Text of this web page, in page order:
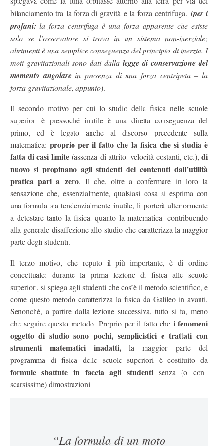
bilanciamento tra la forza di gravità e la forza centrifuga. (per i
profani: la forza centrifuga è una forza apparente che esiste
solo se l’osservatore si trova in un sistema non-inerziale;
altrimenti è una semplice conseguenza del principio di inerzia. I
moti gravitazionali sono dati dalla legge di conservazione del
momento angolarein presenza di una forza centripeta – la
forza gravitazionale, appunto).
Il secondo motivo per cui lo studio della fisica nelle scuole
superiori è pressoché inutile è una diretta conseguenza del
primo, ed è legato anche al discorso precedente sulla
matematica:proprio per il fatto che la fisica che si studia è
fatta di casi limite (assenza di attrito, velocità costanti, etc.),di
nuovo si propinano agli studenti dei contenuti dall’utilità
pratica pari a zero. Il che, oltre a confermare in loro la
sensazione che, essenzialmente, qualsiasi cosa si esprima con
una formula sia tendenzialmente inutile, li porterà ulteriormente
a detestare tanto la fisica, quanto la matematica, contribuendo
alla generale disaffezione allo studio che caratterizza la maggior
parte degli studenti.
Il terzo motivo, che reputo il più importante, è di ordine
concettuale: durante la prima lezione di fisica alle scuole
superiori, si spiega agli studenti che cos’è il metodo scientifico, e
come questo metodo caratterizza la fisica da Galileo in avanti.
Senonché, a partire dalla lezione successiva, tutto si fa, meno
che seguire questo metodo. Proprio per il fatto che i fenomeni
oggetto di studio sono pochi, semplicistici e trattati con
strumenti matematici inadatti, la maggior parte del
programma di fisica delle scuole superiori è costituito da
formule sbattute in faccia agli studentisenza (o con
scarsissime) dimostrazioni.
“La formula di un moto